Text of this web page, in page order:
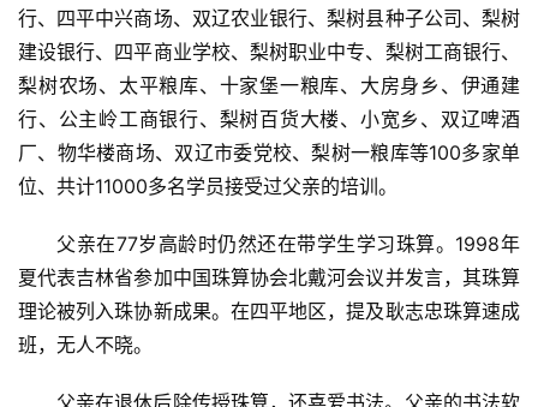
行、四平中兴商场、双辽农业银行、梨树县种子公司、梨树
建设银行、四平商业学校、梨树职业中专、梨树工商银行、
梨树农场、太平粮库、十家堡一粮库、大房身乡、伊通建
行、公主岭工商银行、梨树百货大楼、小宽乡、双辽啤酒
厂、物华楼商场、双辽市委党校、梨树一粮库等100多家单
位、共计11000多名学员接受过父亲的培训。
父亲在77岁高龄时仍然还在带学生学习珠算。1998年
夏代表吉林省参加中国珠算协会北戴河会议并发言，其珠算
理论被列入珠协新成果。在四平地区，提及耿志忠珠算速成
班，无人不晓。